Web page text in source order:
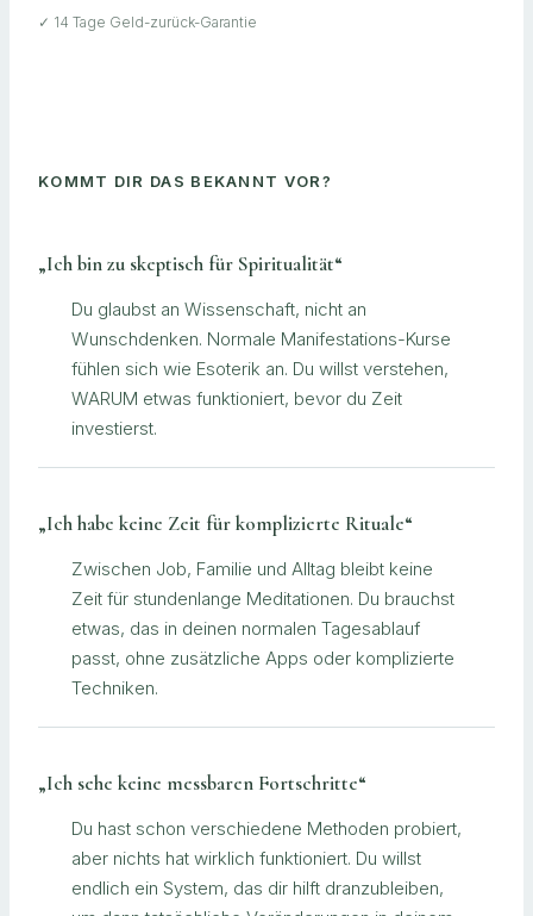
✓ 14 Tage Geld-zurück-Garantie
KOMMT DIR DAS BEKANNT VOR?
„Ich bin zu skeptisch für Spiritualität“
Du glaubst an Wissenschaft, nicht an
Wunschdenken. Normale Manifestations-Kurse
fühlen sich wie Esoterik an. Du willst verstehen,
WARUM etwas funktioniert, bevor du Zeit
investierst.
„Ich habe keine Zeit für komplizierte Rituale“
Zwischen Job, Familie und Alltag bleibt keine
Zeit für stundenlange Meditationen. Du brauchst
etwas, das in deinen normalen Tagesablauf
passt, ohne zusätzliche Apps oder komplizierte
Techniken.
„Ich sehe keine messbaren Fortschritte“
Du hast schon verschiedene Methoden probiert,
aber nichts hat wirklich funktioniert. Du willst
endlich ein System, das dir hilft dranzubleiben,